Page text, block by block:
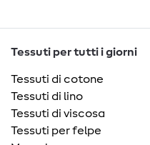
Tessuti per tutti i giorni
Tessuti di cotone
Tessuti di lino
Tessuti di viscosa
Tessuti per felpe